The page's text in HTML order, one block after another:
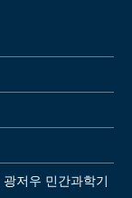
저우 민간과학기